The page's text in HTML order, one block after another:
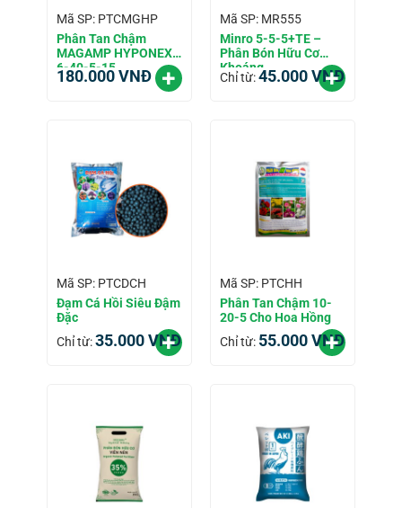
Mã SP: PTCMGHP
Phân Tan Chậm
MAGAMP HYPONEX
6-40-5-15
180.000VNĐ
Mã SP: MR555
Minro 5-5-5+TE –
Phân Bón Hữu Cơ
Khoáng
Chỉ từ:45.000VNĐ
Mã SP: PTCDCH
Đạm Cá Hồi Siêu Đậm
Đặc
Chỉ từ:35.000VNĐ
Mã SP: PTCHH
Phân Tan Chậm 10-
20-5 Cho Hoa Hồng
Chỉ từ: 55.000VNĐ